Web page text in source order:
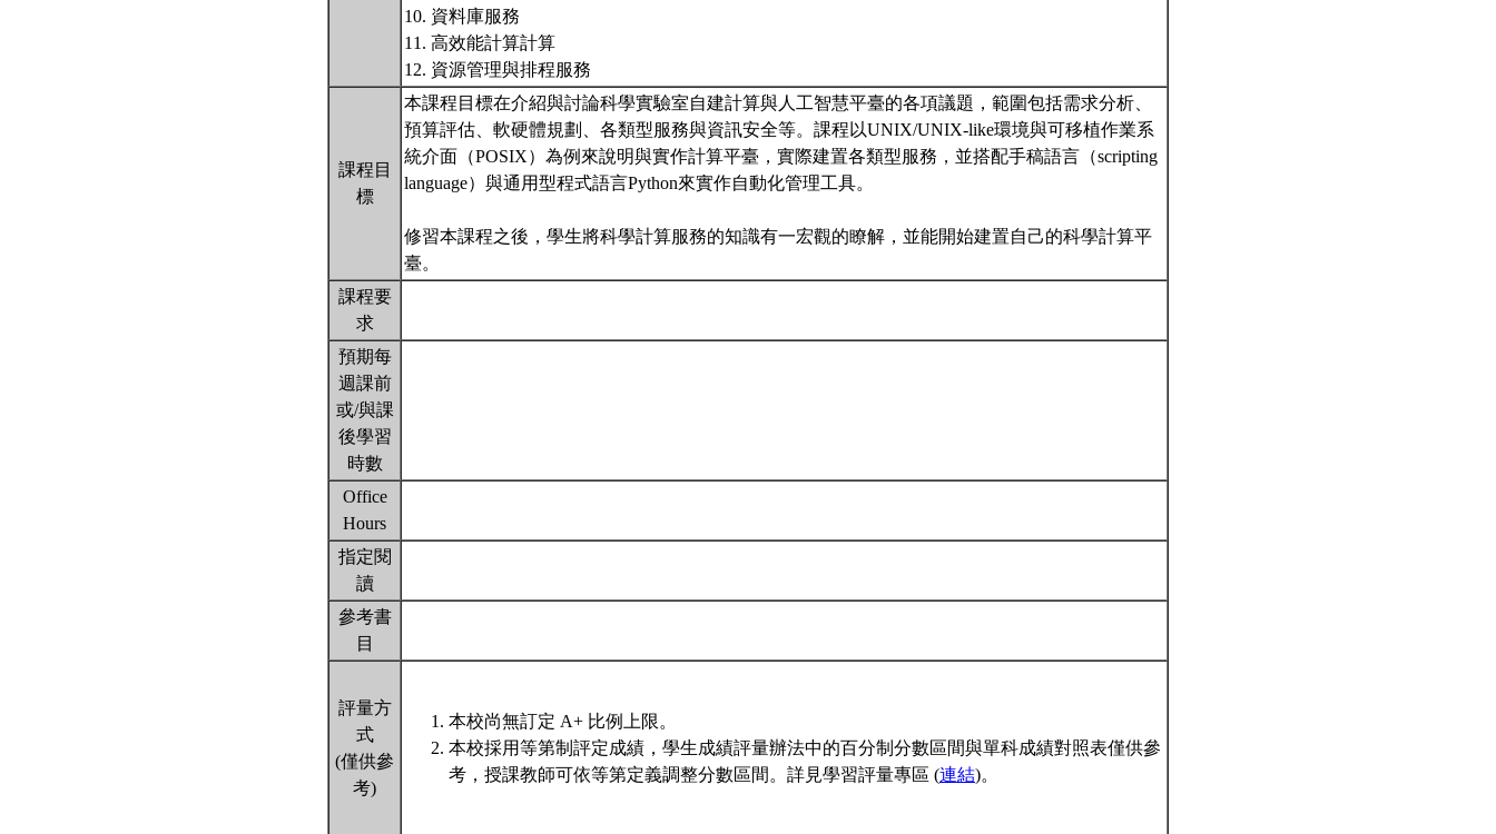
10. 資料庫服務
11. 高效能計算計算
12. 資源管理與排程服務
課程目
標
本課程目標在介紹與討論科學實驗室自建計算與人工智慧平臺的各項議題，範圍包括需求分析、
預算評估、軟硬體規劃、各類型服務與資訊安全等。課程以UNIX/UNIX-like環境與可移植作業系
統介面（POSIX）為例來說明與實作計算平臺，實際建置各類型服務，並搭配手稿語言（scripting
language）與通用型程式語言Python來實作自動化管理工具。
修習本課程之後，學生將科學計算服務的知識有一宏觀的瞭解，並能開始建置自己的科學計算平
臺。
課程要
求
預期每
週課前
或/與課
後學習
時數
Office
Hours
指定閱
讀
參考書
目
評量方
式
(僅供參
考)
本校尚無訂定 A+ 比例上限。
本校採用等第制評定成績，學生成績評量辦法中的百分制分數區間與單科成績對照表僅供參
考，授課教師可依等第定義調整分數區間。詳見學習評量專區 (連結)。